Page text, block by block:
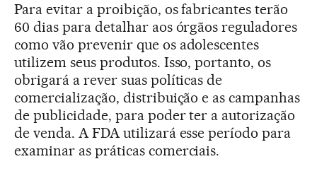
Para evitar a proibição, os fabricantes terão
60 dias para detalhar aos órgãos reguladores
como vão prevenir que os adolescentes
utilizem seus produtos. Isso, portanto, os
obrigará a rever suas políticas de
comercialização, distribuição e as campanhas
de publicidade, para poder ter a autorização
de venda. A FDA utilizará esse período para
examinar as práticas comerciais.